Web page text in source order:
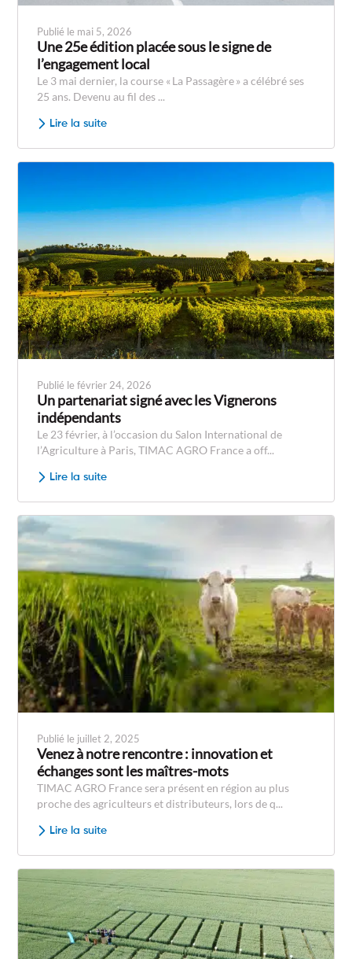
Publié le mai 5, 2026
Une 25e édition placée sous le signe de
l’engagement local
Le 3 mai dernier, la course « La Passagère » a célébré ses
25 ans. Devenu au fil des ...
Lire la suite
Publié le février 24, 2026
Un partenariat signé avec les Vignerons
indépendants
Le 23 février, à l’occasion du Salon International de
l’Agriculture à Paris, TIMAC AGRO France a off...
Lire la suite
Publié le juillet 2, 2025
Venez à notre rencontre : innovation et
échanges sont les maîtres-mots
TIMAC AGRO France sera présent en région au plus
proche des agriculteurs et distributeurs, lors de q...
Lire la suite